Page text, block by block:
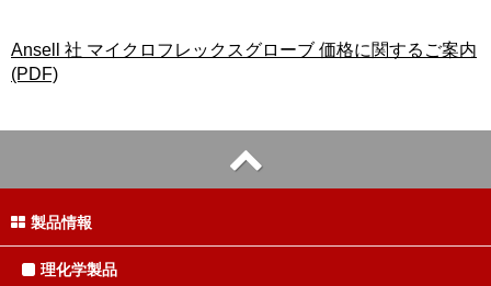
Ansell 社 マイクロフレックスグローブ 価格に関するご案内
(PDF)
製品情報
理化学製品